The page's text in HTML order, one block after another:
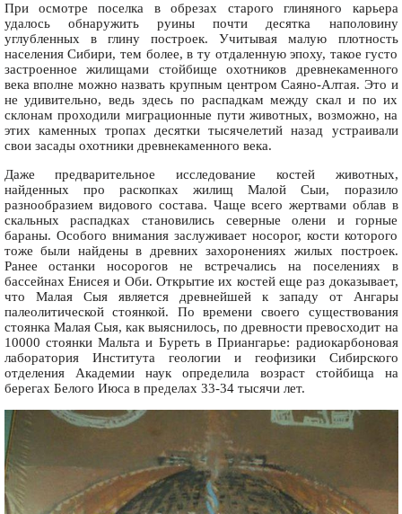
При осмотре поселка в обрезах старого глиняного карьера
удалось обнаружить руины почти десятка наполовину
углубленных в глину построек. Учитывая малую плотность
населения Сибири, тем более, в ту отдаленную эпоху, такое густо
застроенное жилищами стойбище охотников древнекаменного
века вполне можно назвать крупным центром Саяно-Алтая. Это и
не удивительно, ведь здесь по распадкам между скал и по их
склонам проходили миграционные пути животных, возможно, на
этих каменных тропах десятки тысячелетий назад устраивали
свои засады охотники древнекаменного века.
Даже предварительное исследование костей животных,
найденных про раскопках жилищ Малой Сыи, поразило
разнообразием видового состава. Чаще всего жертвами облав в
скальных распадках становились северные олени и горные
бараны. Особого внимания заслуживает носорог, кости которого
тоже были найдены в древних захоронениях жилых построек.
Ранее останки носорогов не встречались на поселениях в
бассейнах Енисея и Оби. Открытие их костей еще раз доказывает,
что Малая Сыя является древнейшей к западу от Ангары
палеолитической стоянкой. По времени своего существования
стоянка Малая Сыя, как выяснилось, по древности превосходит на
10000 стоянки Мальта и Буреть в Приангарье: радиокарбоновая
лаборатория Института геологии и геофизики Сибирского
отделения Академии наук определила возраст стойбища на
берегах Белого Июса в пределах 33-34 тысячи лет.